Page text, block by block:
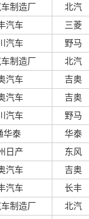
制造厂 北汽
汽车 三菱
汽车 野马
制造厂 北汽
汽车 吉奥
汽车 吉奥
汽车 野马
华泰 华泰
日产 东风
汽车 吉奥
汽车 长丰
制造厂 北汽